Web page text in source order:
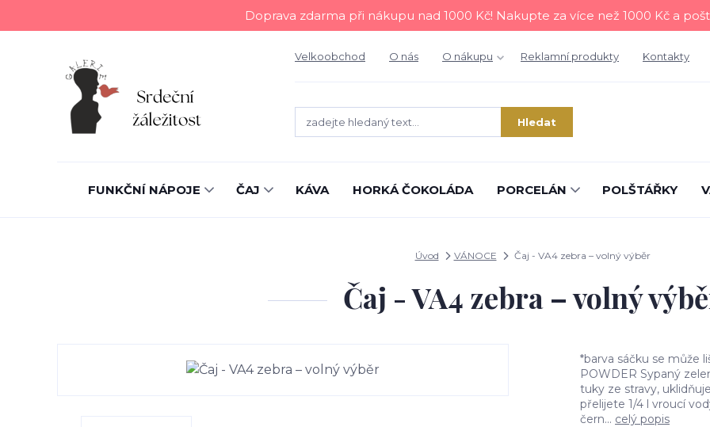
Doprava zdarma při nákupu nad 1000 Kč! Nakupte za více než 1000 Kč a
Velkoobchod O nás O nákupu Reklamní produkty Kontakty
Hledat
FUNKČNÍ NÁPOJE ČAJ KÁVA HORKÁ ČOKOLÁDA PORCELÁN POLŠTÁŘKY
Úvod VÁNOCE Čaj - VA4 zebra – volný výběr
Čaj - VA4 zebra – volný
*barva sáčku se může
POWDER Sypaný
tuky ze stravy,
přelijete 1/4 l vroucí
čern... celý popis